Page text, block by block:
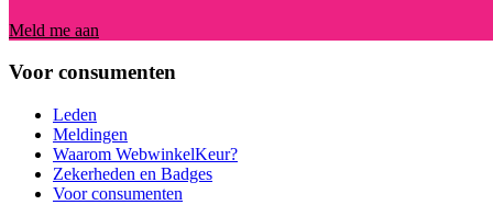
Meld me aan
Voor consumenten
Leden
Meldingen
Waarom WebwinkelKeur?
Zekerheden en Badges
Voor consumenten